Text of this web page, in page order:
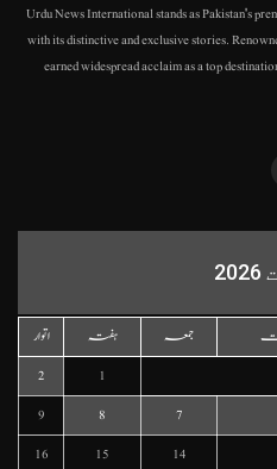
"Urdu News International stands as Pakistan's
with its distinctive and exclusive stories.
earned widespread acclaim as a top
جمعہ ہفتہ
اتوار
1
2
7
8
9
14
15
16